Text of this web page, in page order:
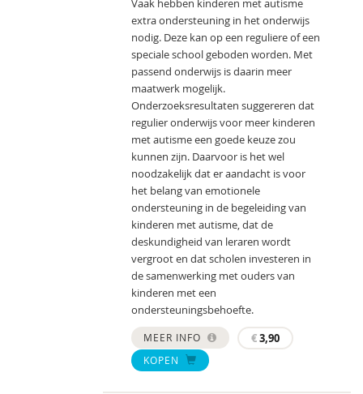
extra ondersteuning in het onderwijs
nodig. Deze kan op een reguliere of een
speciale school geboden worden. Met
passend onderwijs is daarin meer
maatwerk mogelijk.
Onderzoeksresultaten suggereren dat
regulier onderwijs voor meer kinderen
met autisme een goede keuze zou
kunnen zijn. Daarvoor is het wel
noodzakelijk dat er aandacht is voor
het belang van emotionele
ondersteuning in de begeleiding van
kinderen met autisme, dat de
deskundigheid van leraren wordt
vergroot en dat scholen investeren in
de samenwerking met ouders van
kinderen met een
ondersteuningsbehoefte.
MEER INFO €3,90
KOPEN